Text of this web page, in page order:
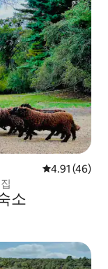
평점 4.91점
4.91 (46)
소